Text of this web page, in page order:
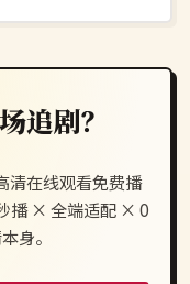
追剧？
清在线观看免费播
播 × 全端适配 × 0
身。